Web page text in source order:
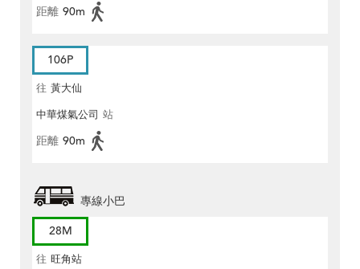
距離 90m
106P
往 黃大仙
中華煤氣公司 站
距離 90m
專線小巴
28M
往 旺角站